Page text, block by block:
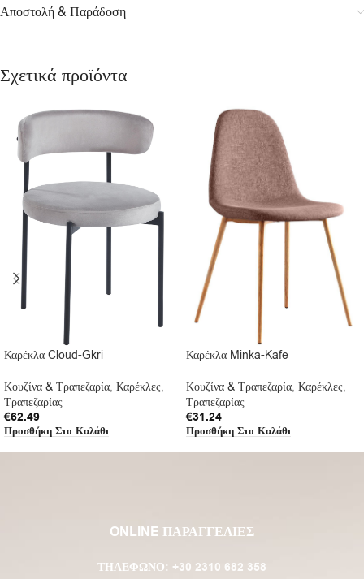
Αποστολή & Παράδοση
Σχετικά προϊόντα
Καρέκλα Cloud-Gkri
Κουζίνα & Τραπεζαρία, Καρέκλες,
Τραπεζαρίας
€62.49
Προσθήκη Στο Καλάθι
Καρέκλα Minka-Kafe
Κουζίνα & Τραπεζαρία, Καρέκλες,
Τραπεζαρίας
€31.24
Προσθήκη Στο Καλάθι
ONLINE ΠΑΡΑΓΓΕΛΙΕΣ
ΤΗΛΈΦΩΝΟ: +30 2310 682 358